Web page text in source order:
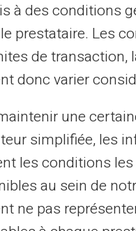
:
Revolut
.
accepter les
un service
à des conditions
prestataire. Les
de
donc varier
une
simplifiée, les
les conditions
au sein de
ne pas